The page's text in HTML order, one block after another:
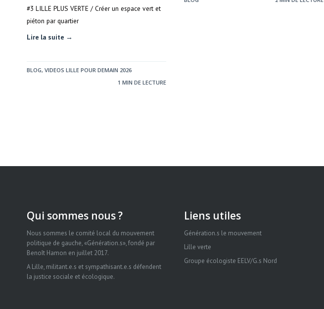
#3 LILLE PLUS VERTE / Créer un espace vert et
piéton par quartier
Lire la suite →
BLOG, VIDEOS LILLE POUR DEMAIN 2026
1 MIN DE LECTURE
Qui sommes nous ?
Nous sommes le comité local du mouvement
politique de gauche, «Génération.s», fondé par
Benoît Hamon en juillet 2017.
A Lille, militant.e.s et sympathisant.e.s défendent
la justice sociale et écologique.
Liens utiles
Génération.s le mouvement
Lille verte
Groupe écologiste EELV/G.s Nord